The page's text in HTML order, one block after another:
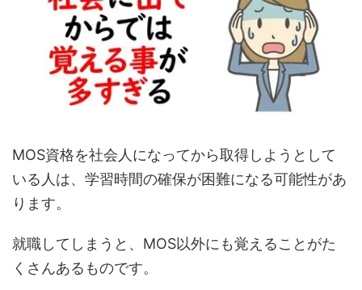
MOS資格を社会人になってから取得しようとして
いる人は、学習時間の確保が困難になる可能性があ
ります。
就職してしまうと、MOS以外にも覚えることがた
くさんあるものです。